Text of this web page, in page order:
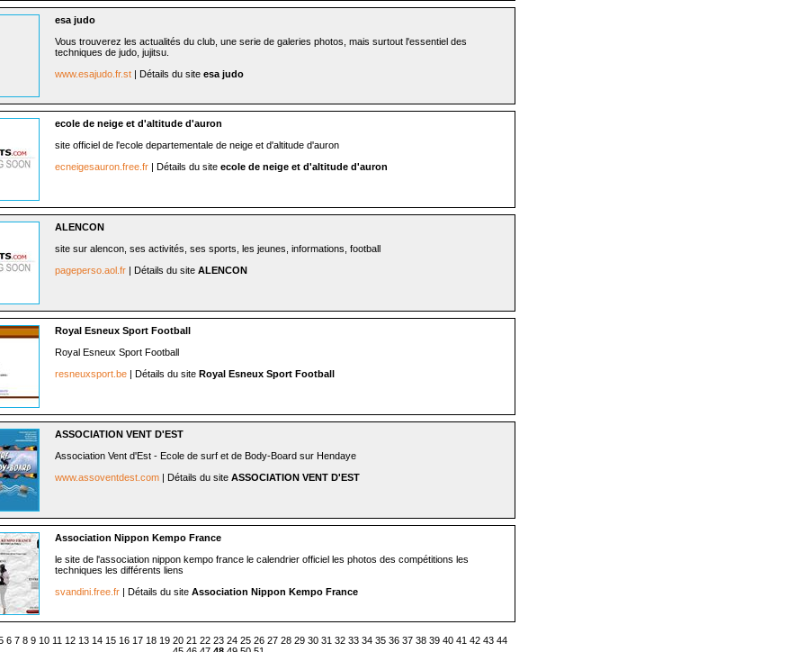
esa judo
Vous trouverez les actualités du club, une serie de galeries photos, mais surtout l'essentiel des
techniques de judo, jujitsu.
www.esajudo.fr.st | Détails du site esa judo
ecole de neige et d'altitude d'auron
site officiel de l'ecole departementale de neige et d'altitude d'auron
ecneigesauron.free.fr | Détails du site ecole de neige et d'altitude d'auron
ALENCON
site sur alencon, ses activités, ses sports, les jeunes, informations, football
pageperso.aol.fr | Détails du site ALENCON
Royal Esneux Sport Football
Royal Esneux Sport Football
resneuxsport.be | Détails du site Royal Esneux Sport Football
ASSOCIATION VENT D'EST
Association Vent d'Est - Ecole de surf et de Body-Board sur Hendaye
www.assoventdest.com | Détails du site ASSOCIATION VENT D'EST
Association Nippon Kempo France
le site de l'association nippon kempo france le calendrier officiel les photos des compétitions les
techniques les différents liens
svandini.free.fr | Détails du site Association Nippon Kempo France
6 7 8 9 10 11 12 13 14 15 16 17 18 19 20 21 22 23 24 25 26 27 28 29 30 31 32 33 34 35 36 37 38 39 40 41 42 43 44